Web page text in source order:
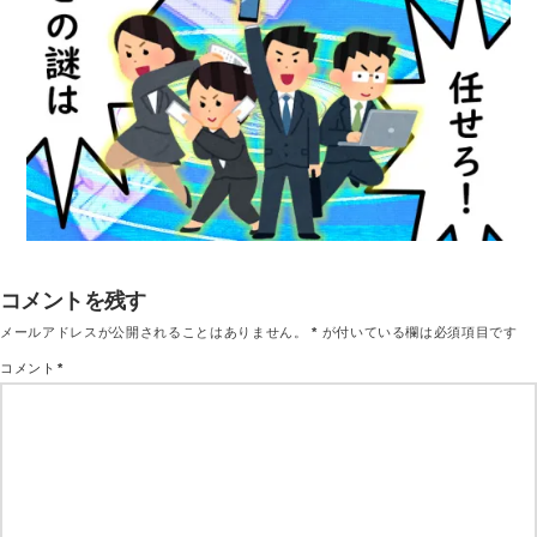
コメントを残す
メールアドレスが公開されることはありません。 * が付いている欄は必須項目です
コメント*